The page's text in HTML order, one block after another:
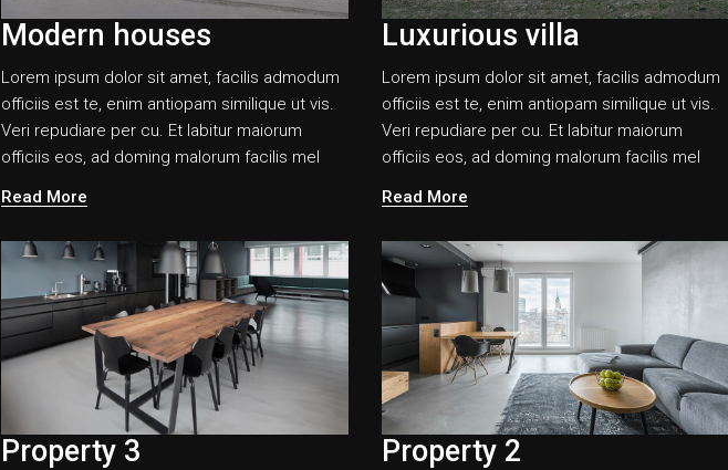
Modern houses
Lorem ipsum dolor sit amet, facilis admodum
officiis est te, enim antiopam similique ut vis.
Veri repudiare per cu. Et labitur maiorum
officiis eos, ad doming malorum facilis mel
Read More
Luxurious villa
Lorem ipsum dolor sit amet, facilis admodum
officiis est te, enim antiopam similique ut vis.
Veri repudiare per cu. Et labitur maiorum
officiis eos, ad doming malorum facilis mel
Read More
Property 3 Property 2